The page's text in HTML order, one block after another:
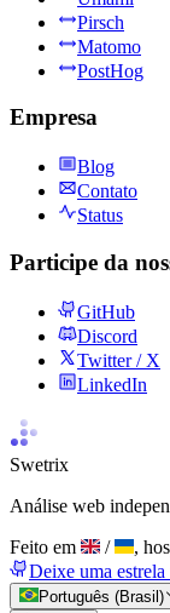
Pirsch
Matomo
PostHog
Empresa
Blog
Contato
Status
Participe da
GitHub
Discord
Twitter / X
LinkedIn
Swetrix
Análise web
Feito em
/
,
Deixe uma
Português (Brasil)